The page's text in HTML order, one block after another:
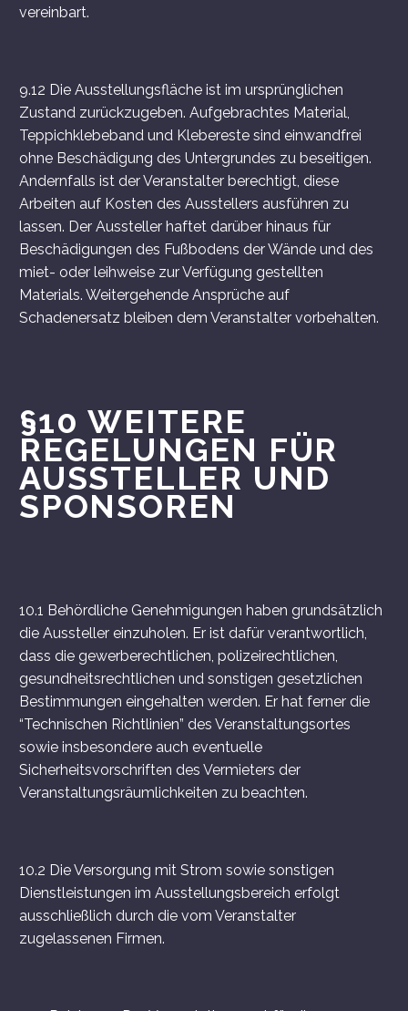
vereinbart.
9.12 Die Ausstellungsfläche ist im ursprünglichen
Zustand zurückzugeben. Aufgebrachtes Material,
Teppichklebeband und Klebereste sind einwandfrei
ohne Beschädigung des Untergrundes zu beseitigen.
Andernfalls ist der Veranstalter berechtigt, diese
Arbeiten auf Kosten des Ausstellers ausführen zu
lassen. Der Aussteller haftet darüber hinaus für
Beschädigungen des Fußbodens der Wände und des
miet- oder leihweise zur Verfügung gestellten
Materials. Weitergehende Ansprüche auf
Schadenersatz bleiben dem Veranstalter vorbehalten.
§10 WEITERE
REGELUNGEN FÜR
AUSSTELLER UND
SPONSOREN
10.1 Behördliche Genehmigungen haben grundsätzlich
die Aussteller einzuholen. Er ist dafür verantwortlich,
dass die gewerberechtlichen, polizeirechtlichen,
gesundheitsrechtlichen und sonstigen gesetzlichen
Bestimmungen eingehalten werden. Er hat ferner die
“Technischen Richtlinien” des Veranstaltungsortes
sowie insbesondere auch eventuelle
Sicherheitsvorschriften des Vermieters der
Veranstaltungsräumlichkeiten zu beachten.
10.2 Die Versorgung mit Strom sowie sonstigen
Dienstleistungen im Ausstellungsbereich erfolgt
ausschließlich durch die vom Veranstalter
zugelassenen Firmen.